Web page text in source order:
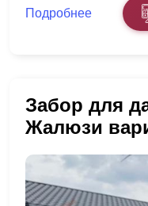
Подробнее
Забор для
Жалюзи